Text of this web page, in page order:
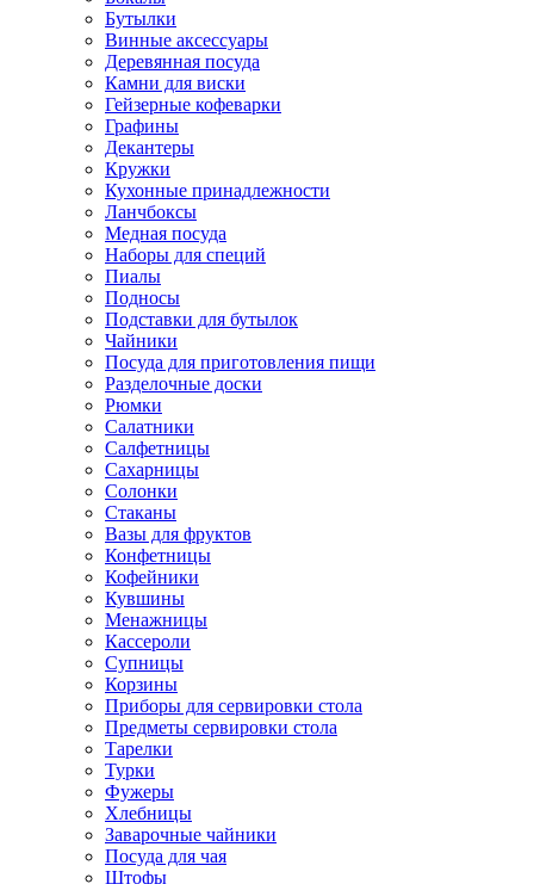
Бутылки
Винные аксессуары
Деревянная посуда
Камни для виски
Гейзерные кофеварки
Графины
Декантеры
Кружки
Кухонные принадлежности
Ланчбоксы
Медная посуда
Наборы для специй
Пиалы
Подносы
Подставки для бутылок
Чайники
Посуда для приготовления пищи
Разделочные доски
Рюмки
Салатники
Салфетницы
Сахарницы
Солонки
Стаканы
Вазы для фруктов
Конфетницы
Кофейники
Кувшины
Менажницы
Кассероли
Супницы
Корзины
Приборы для сервировки стола
Предметы сервировки стола
Тарелки
Турки
Фужеры
Хлебницы
Заварочные чайники
Посуда для чая
Штофы